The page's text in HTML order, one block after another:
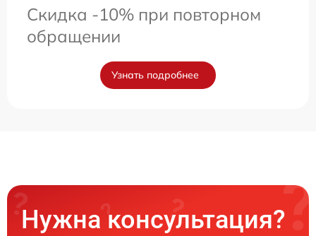
Скидка -10% при повторном
обращении
Узнать подробнее
Нужна консультация?